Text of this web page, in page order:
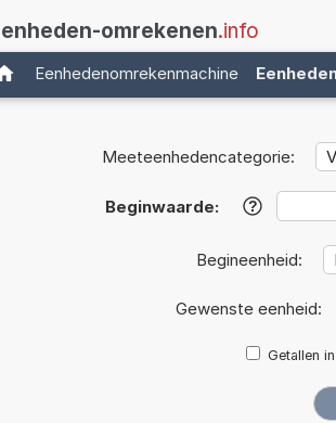
omrekenen.info
Eenhedenomrekenmachine
Meeteenhedencategorie:
Beginwaarde: ?
Begineenheid:
Gewenste eenheid:
Getallen